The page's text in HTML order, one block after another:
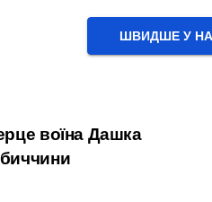
ШВИДШЕ У
воїна Дашка